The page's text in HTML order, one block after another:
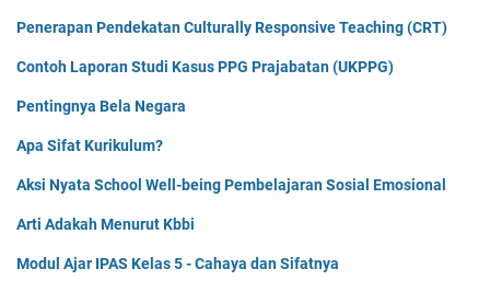
Penerapan Pendekatan Culturally Responsive Teaching (CRT)
Contoh Laporan Studi Kasus PPG Prajabatan (UKPPG)
Pentingnya Bela Negara
Apa Sifat Kurikulum?
Aksi Nyata School Well-being Pembelajaran Sosial Emosional
Arti Adakah Menurut Kbbi
Modul Ajar IPAS Kelas 5 - Cahaya dan Sifatnya